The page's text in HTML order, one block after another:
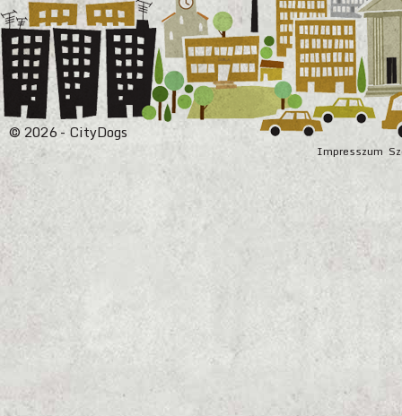
Impresszum
© 2026 - CityDogs